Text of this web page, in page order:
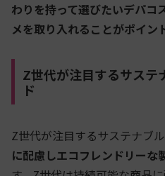
わりを持って選びたいデパコ
メを取り入れることがポイン
Z世代が注目するサステ
ド
Z世代が注目するサステナブ
に配慮しエコフレンドリーな